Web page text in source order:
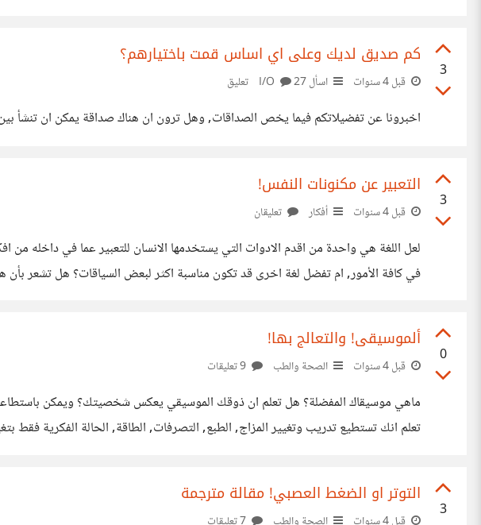
3
كم صديق لديك وعلى اي اساس قمت باختيارهم؟
قبل 4 سنوات اسأل I/O27 تعليق
اخبرونا عن تفضيلاتكم فيما يخص الصداقات, وهل ترون ان هناك صداقة يمكن ان تنشأ
3
التعبير عن مكنونات النفس!
قبل 4 سنوات أفكار تعليقان
لعل اللغة هي واحدة من اقدم الادوات التي يستخدمها الانسان للتعبير عما في داخله
في كافة الأمور, ام تفضل لغة اخرى قد تكون مناسبة اكثر لبعض السياقات؟ هل تشعر بأن
0
ألموسيقى! والتعالج بها!
قبل 4 سنوات الصحة والطب
تعلم انك تستطيع تدريب وتغيير المزاج, الطبع, التصرفات, الطاقة, الحالة الفكرية فقط
3
التوتر او الضغط العصبي! مقالة مترجمة